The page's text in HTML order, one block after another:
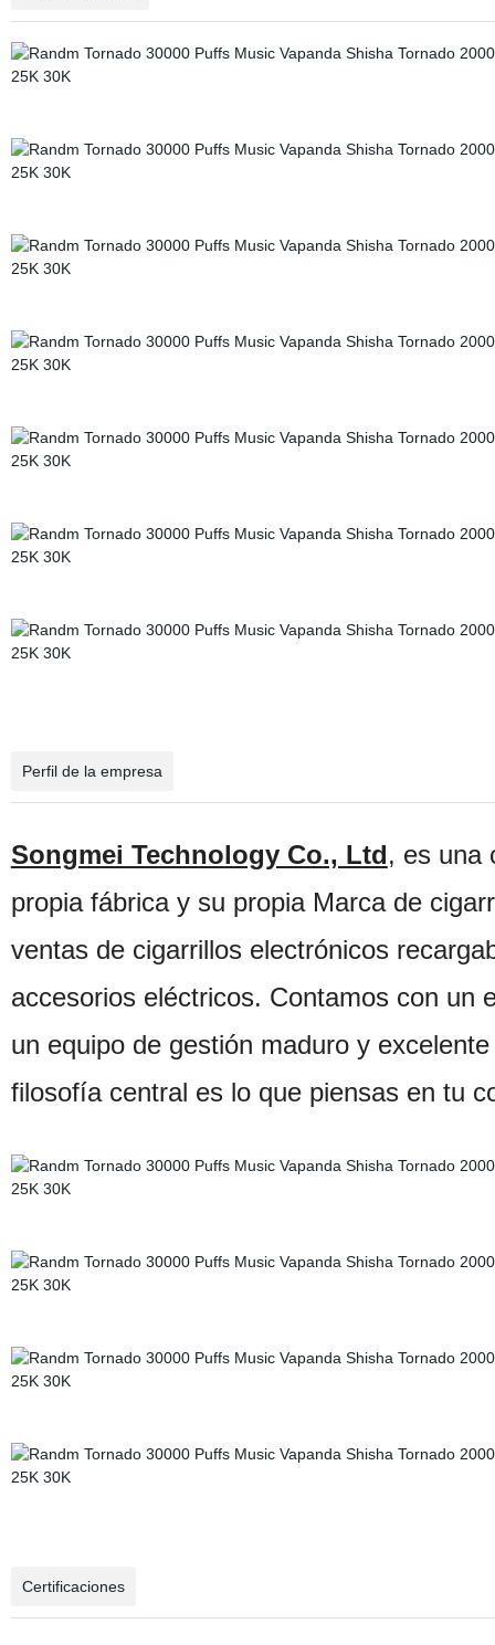
Perfil de la empresa
Songmei Technology Co., Ltd, es una
propia fábrica y su propia Marca de
ventas de cigarrillos electrónicos
accesorios eléctricos. Contamos con un
un equipo de gestión maduro y
filosofía central es lo que piensas en tu
Certificaciones